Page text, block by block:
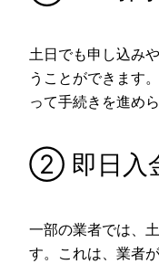
土日でも申し込み
うことができます
って手続きを進め
② 即日入
一部の業者では、
す。これは、業者